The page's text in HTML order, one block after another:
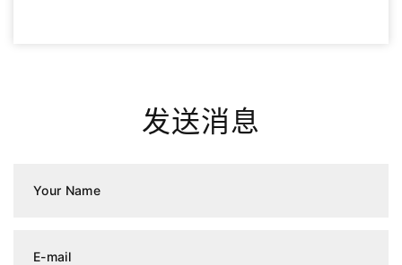
发送消息
Your Name
E-mail